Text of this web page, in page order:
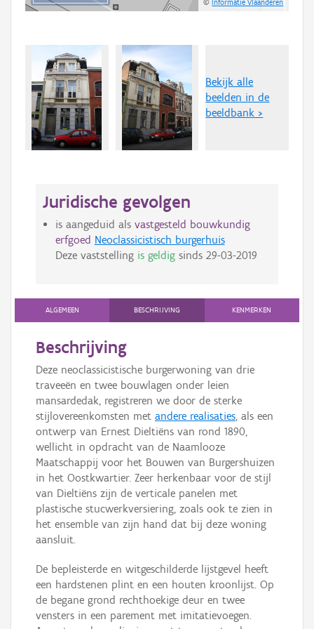
©Informatie Vlaanderen
Bekijk alle
beelden in de
beeldbank >
Juridische gevolgen
is aangeduid als vastgesteld bouwkundig
erfgoed Neoclassicistisch burgerhuis
Deze vaststelling is geldigsinds 29-03-2019
ALGEMEEN BESCHRIJVING KENMERKEN
Beschrijving
Deze neoclassicistische burgerwoning van drie
traveeën en twee bouwlagen onder leien
mansardedak, registreren we door de sterke
stijlovereenkomsten met andere realisaties, als een
ontwerp van Ernest Dieltiëns van rond 1890,
wellicht in opdracht van de Naamlooze
Maatschappij voor het Bouwen van Burgershuizen
in het Oostkwartier. Zeer herkenbaar voor de stijl
van Dieltiëns zijn de verticale panelen met
plastische stucwerkversiering, zoals ook te zien in
het ensemble van zijn hand dat bij deze woning
aansluit.
De bepleisterde en witgeschilderde lijstgevel heeft
een hardstenen plint en een houten kroonlijst. Op
de begane grond rechthoekige deur en twee
vensters in een parement met imitatievoegen.